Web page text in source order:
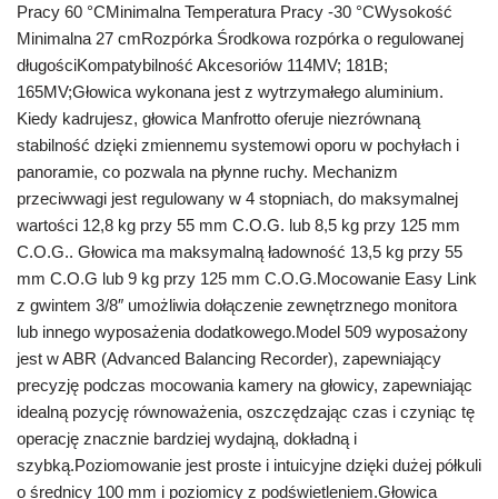
Pracy 60 °CMinimalna Temperatura Pracy -30 °CWysokość
Minimalna 27 cmRozpórka Środkowa rozpórka o regulowanej
długościKompatybilność Akcesoriów 114MV; 181B;
165MV;Głowica wykonana jest z wytrzymałego aluminium.
Kiedy kadrujesz, głowica Manfrotto oferuje niezrównaną
stabilność dzięki zmiennemu systemowi oporu w pochyłach i
panoramie, co pozwala na płynne ruchy. Mechanizm
przeciwwagi jest regulowany w 4 stopniach, do maksymalnej
wartości 12,8 kg przy 55 mm C.O.G. lub 8,5 kg przy 125 mm
C.O.G.. Głowica ma maksymalną ładowność 13,5 kg przy 55
mm C.O.G lub 9 kg przy 125 mm C.O.G.Mocowanie Easy Link
z gwintem 3/8″ umożliwia dołączenie zewnętrznego monitora
lub innego wyposażenia dodatkowego.Model 509 wyposażony
jest w ABR (Advanced Balancing Recorder), zapewniający
precyzję podczas mocowania kamery na głowicy, zapewniając
idealną pozycję równoważenia, oszczędzając czas i czyniąc tę
operację znacznie bardziej wydajną, dokładną i
szybką.Poziomowanie jest proste i intuicyjne dzięki dużej półkuli
o średnicy 100 mm i poziomicy z podświetleniem.Głowica